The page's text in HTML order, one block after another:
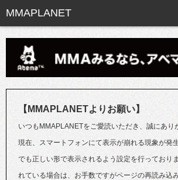
【MMAPLANETよりお願い】
いつもMMAPLANETをご愛読いただき、誠にあり
現在、スマートフォンにて表示が崩れる現象が発
でも正しい形で表示されるよう設定を行っており
れている場合は、お手数ですがページの再読み込